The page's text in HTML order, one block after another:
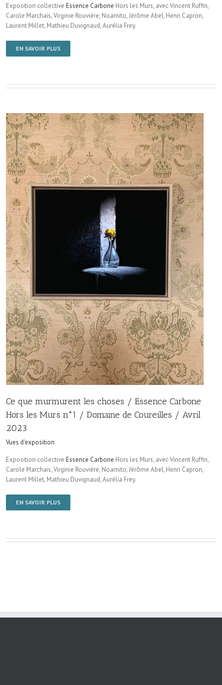
Exposition collective Essence Carbone Hors les Murs, avec Vincent Ruffin,
Carole Marchais, Virginie Rouvière, Noarnito, Jérôme Abel, Henri Capron,
Laurent Millet, Mathieu Duvignaud, Aurélia Frey.
EN SAVOIR PLUS
Ce que murmurent les choses / Essence Carbone
Hors les Murs n°1 / Domaine de Coureilles / Avril
2023
Vues d'exposition
Exposition collective Essence Carbone Hors les Murs, avec Vincent Ruffin,
Carole Marchais, Virginie Rouvière, Noarnito, Jérôme Abel, Henri Capron,
Laurent Millet, Mathieu Duvignaud, Aurélia Frey.
EN SAVOIR PLUS